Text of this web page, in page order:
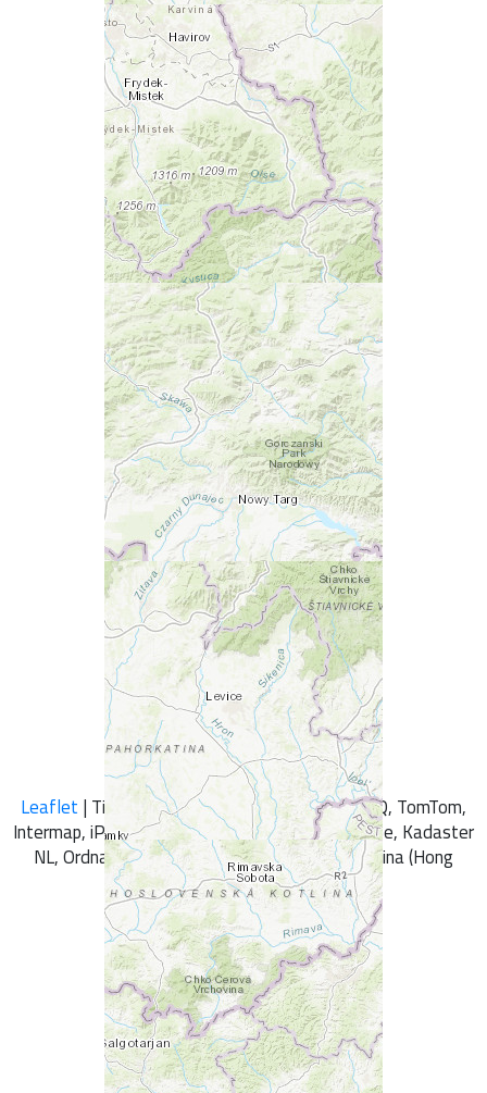
+-
Leaflet| Tiles © Esri — Esri, DeLorme, NAVTEQ, TomTom,
Intermap, iPC, USGS, FAO, NPS, NRCAN, GeoBase, Kadaster
NL, Ordnance Survey, Esri Japan, METI, Esri China (Hong
Kong), and the GIS User Community